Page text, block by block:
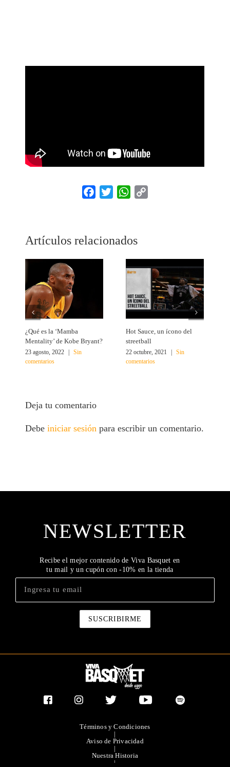
Facebook
Twitter WhatsApp
Artículos relacionados
¿Qué es la ‘Mamba
Mentality’ de Kobe Bryant?
23 agosto, 2022
Sin
comentarios
Hot Sauce, un ícono del
streetball
22 octubre, 2021
Sin
comentarios
Deja tu comentario
Debeiniciar sesiónpara escribir un comentario.
NEWSLETTER
Recibe el mejor contenido de Viva Basquet en
tu mail y un cupón con -10% en la tienda
Términos y Condiciones
|
Aviso de Privacidad
|
Nuestra Historia
|